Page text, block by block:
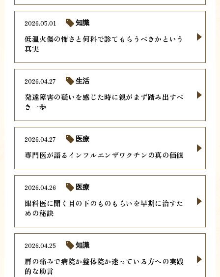
低温火傷の怖さと何科で診てもらうべきかという
真実
2026.05.01 知識
発達障害の疑いを感じた時に親がまず踏み出すべ
き一歩
2026.04.27 生活
専門医が語るインフルエンザワクチンの真の価値
2026.04.27 医療
眼科医に聞く目の下のものもらいを早期に治すた
めの秘訣
2026.04.26 医療
肩の痛みで病院か整体院か迷っている方への実践
的な助言
2026.04.25 知識